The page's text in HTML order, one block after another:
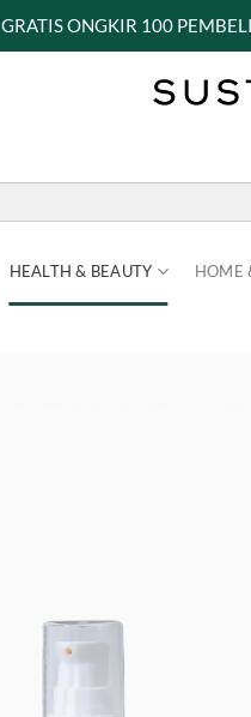
GRATIS ONGKIR 100
HEALTH & BEAUTY HOME